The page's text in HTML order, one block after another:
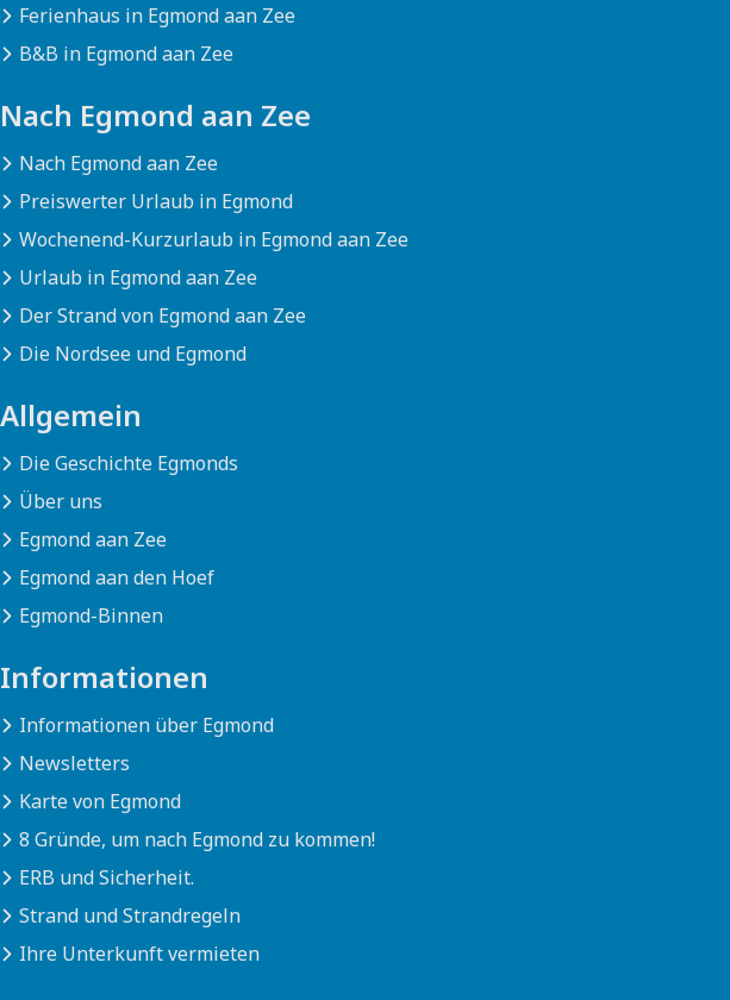
Ferienhaus in Egmond aan Zee
B&B in Egmond aan Zee
Nach Egmond aan Zee
Nach Egmond aan Zee
Preiswerter Urlaub in Egmond
Wochenend-Kurzurlaub in Egmond aan Zee
Urlaub in Egmond aan Zee
Der Strand von Egmond aan Zee
Die Nordsee und Egmond
Allgemein
Die Geschichte Egmonds
Über uns
Egmond aan Zee
Egmond aan den Hoef
Egmond-Binnen
Informationen
Informationen über Egmond
Newsletters
Karte von Egmond
8 Gründe, um nach Egmond zu kommen!
ERB und Sicherheit.
Strand und Strandregeln
Ihre Unterkunft vermieten